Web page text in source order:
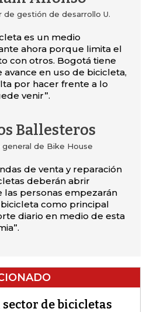
de gestión de desarrollo U.
es un medio
ahora porque limita el
con otros. Bogotá tiene
avance en uso de bicicleta,
por hacer frente a lo
venir”.
Ballesteros
de Bike House
de venta y reparación
deberán abrir
las personas empezarán
como principal
diario en medio de esta
de bicicletas